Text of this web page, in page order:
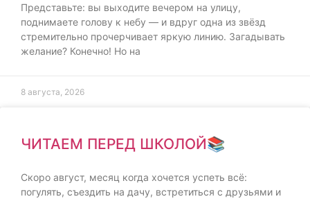
Представьте: вы выходите вечером на улицу,
поднимаете голову к небу — и вдруг одна из звёзд
стремительно прочерчивает яркую линию. Загадывать
желание? Конечно! Но на
8 августа, 2026
ЧИТАЕМ ПЕРЕД ШКОЛОЙ📚
Скоро август, месяц когда хочется успеть всё:
погулять, съездить на дачу, встретиться с друзьями и